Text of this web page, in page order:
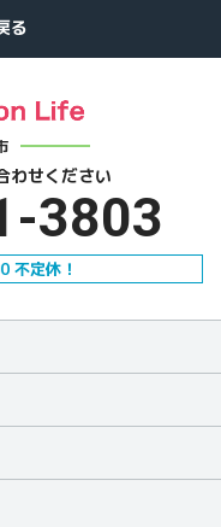
わせください
3803
不定休！